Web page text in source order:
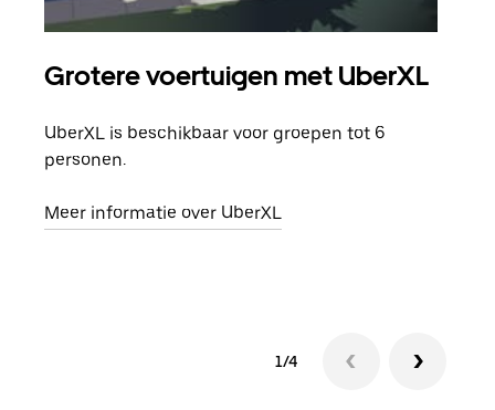
Grotere voertuigen met UberXL
UberXL is beschikbaar voor groepen tot 6
personen.
Meer informatie over UberXL
1/4